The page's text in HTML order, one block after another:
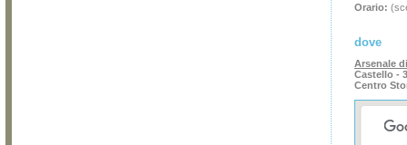
Orario:
dove
Arsenale
Castello -
Centro